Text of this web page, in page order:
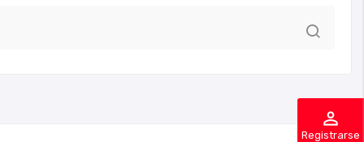
perm_identity
Registrarse